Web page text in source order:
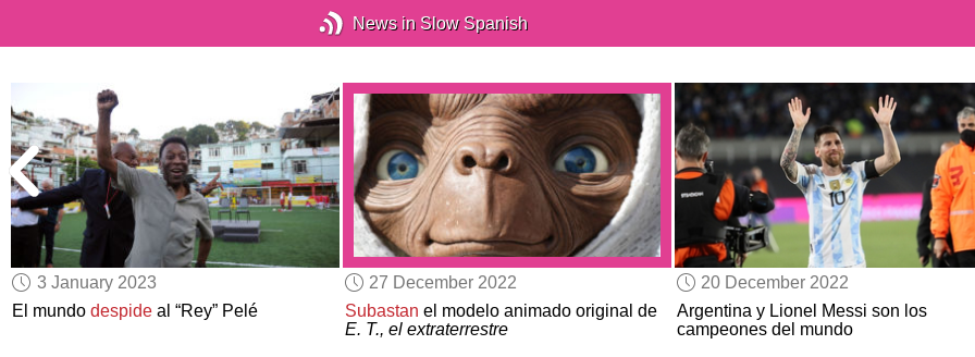
News in Slow Spanish
3 January 2023
El mundodespide al “Rey” Pelé
27 December 2022
Subastan el modelo animado original de
E. T., el extraterrestre
20 December 2022
Argentina y Lionel Messi son los
campeones del mundo